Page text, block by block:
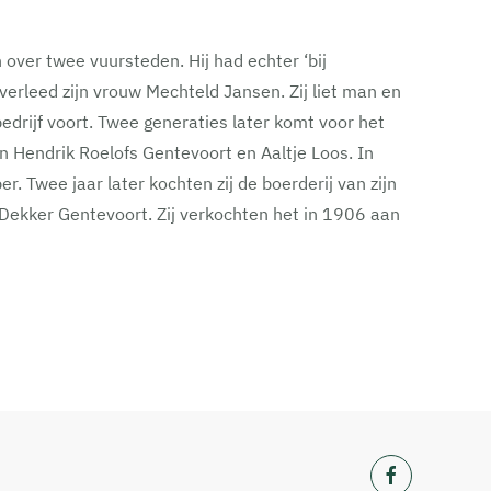
twee vuursteden. Hij had echter ‘bij
zijn vrouw Mechteld Jansen. Zij liet man en
voort. Twee generaties later komt voor het
Roelofs Gentevoort en Aaltje Loos. In
Twee jaar later kochten zij de boerderij van zijn
Gentevoort. Zij verkochten het in 1906 aan